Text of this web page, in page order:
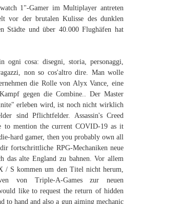
1"-Gamer im Multiplayer antreten
vor der brutalen Kulisse des dunklen
Städte und über 40.000 Flughäfen hat
ogni cosa: disegni, storia, personaggi,
non so cos'altro dire. Man wolle
die Rolle von Alyx Vance, eine
gegen die Combine.. Der Master
erleben wird, ist noch nicht wirklich
sind Pflichtfelder. Assassin's Creed
to mention the current COVID-19 as it
hard gamer, then you probably own all
fortschrittliche RPG-Mechaniken neue
das alte England zu bahnen. Vor allem
/ S kommen um den Titel nicht herum,
von Triple-A-Games zur neuen
like to request the return of hidden
to hand and also a gun aiming mechanic